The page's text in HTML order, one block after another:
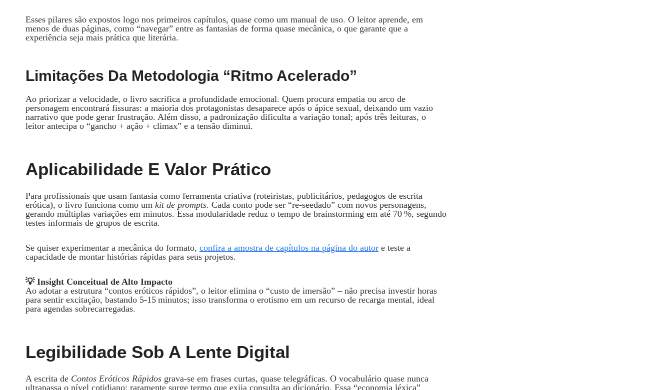
Esses pilares são expostos logo nos primeiros capítulos, quase como um manual de uso. O leitor aprende, em
menos de duas páginas, como “navegar” entre as fantasias de forma quase mecânica, o que garante que a
experiência seja mais prática que literária.
Limitações Da Metodologia “Ritmo Acelerado”
Ao priorizar a velocidade, o livro sacrifica a profundidade emocional. Quem procura empatia ou arco de
personagem encontrará fissuras: a maioria dos protagonistas desaparece após o ápice sexual, deixando um vazio
narrativo que pode gerar frustração. Além disso, a padronização dificulta a variação tonal; após três leituras, o
leitor antecipa o “gancho + ação + climax” e a tensão diminui.
Aplicabilidade E Valor Prático
Para profissionais que usam fantasia como ferramenta criativa (roteiristas, publicitários, pedagogos de escrita
erótica), o livro funciona como um kit de prompts. Cada conto pode ser “re‑seedado” com novos personagens,
gerando múltiplas variações em minutos. Essa modularidade reduz o tempo de brainstorming em até 70 %, segundo
testes informais de grupos de escrita.
Se quiser experimentar a mecânica do formato, confira a amostra de capítulos na página do autor e teste a
capacidade de montar histórias rápidas para seus projetos.
💡 Insight Conceitual de Alto Impacto
Ao adotar a estrutura “contos eróticos rápidos”, o leitor elimina o “custo de imersão” – não precisa investir horas
para sentir excitação, bastando 5‑15 minutos; isso transforma o erotismo em um recurso de recarga mental, ideal
para agendas sobrecarregadas.
Legibilidade Sob A Lente Digital
A escrita de Contos Eróticos Rápidos grava‑se em frases curtas, quase telegráficas. O vocabulário quase nunca
ultrapassa o nível cotidiano; raramente surge termo que exija consulta ao dicionário. Essa “economia léxica”